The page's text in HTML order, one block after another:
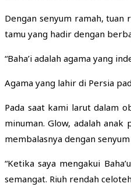
Dengan senyum ramah, tuan
tamu yang hadir dengan
“Baha’i adalah agama yang
Agama yang lahir di Persia
Pada saat kami larut dalam
minuman. Glow, adalah
membalasnya dengan
“Ketika saya mengakui
semangat. Riuh rendah